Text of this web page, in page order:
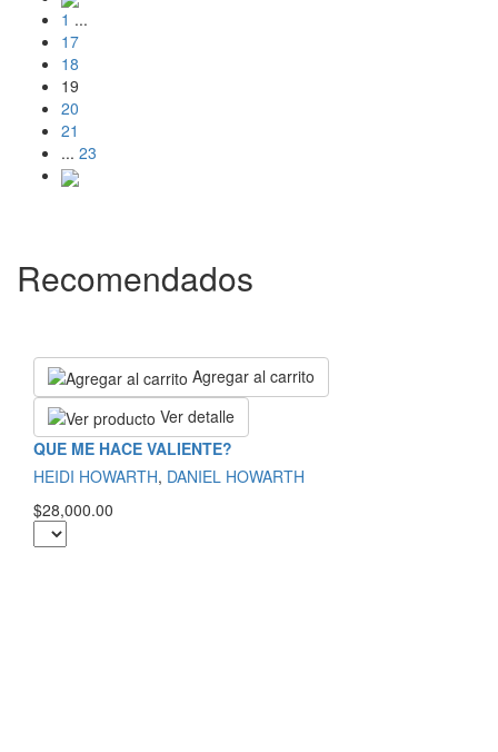
1 ...
17
18
19
20
21
... 23
Recomendados
Agregar al carrito
Ver detalle
QUE ME HACE VALIENTE?
HEIDI HOWARTH, DANIEL HOWARTH
$28,000.00